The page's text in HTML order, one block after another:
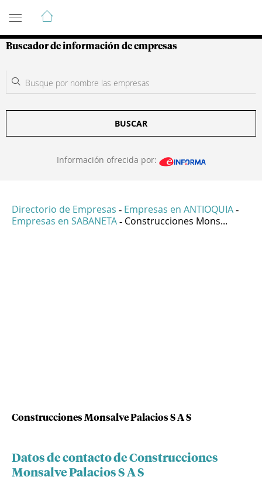
Guía de Empresas Colombianas
Buscador de información de empresas
BUSCAR
Información ofrecida por:
Directorio de Empresas - Empresas en ANTIOQUIA -
Empresas en SABANETA - Construcciones Mons...
Construcciones Monsalve Palacios S A S
Datos de contacto de Construcciones
Monsalve Palacios S A S